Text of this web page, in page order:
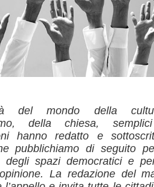
del mondo della
della chiesa,
hanno redatto e
pubblichiamo di seguito
degli spazi democratici e
La redazione del